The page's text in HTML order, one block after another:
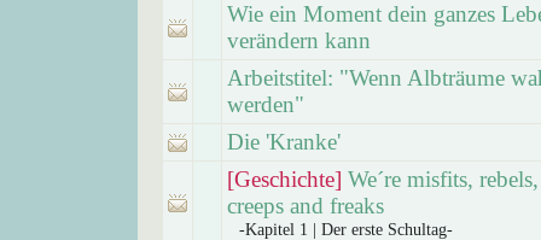
Wie ein Moment dein ganzes
verändern kann
Arbeitstitel: "Wenn Albträume
werden"
Die 'Kranke'
[Geschichte] We´re misfits,
creeps and freaks
-Kapitel 1 | Der erste Schultag-